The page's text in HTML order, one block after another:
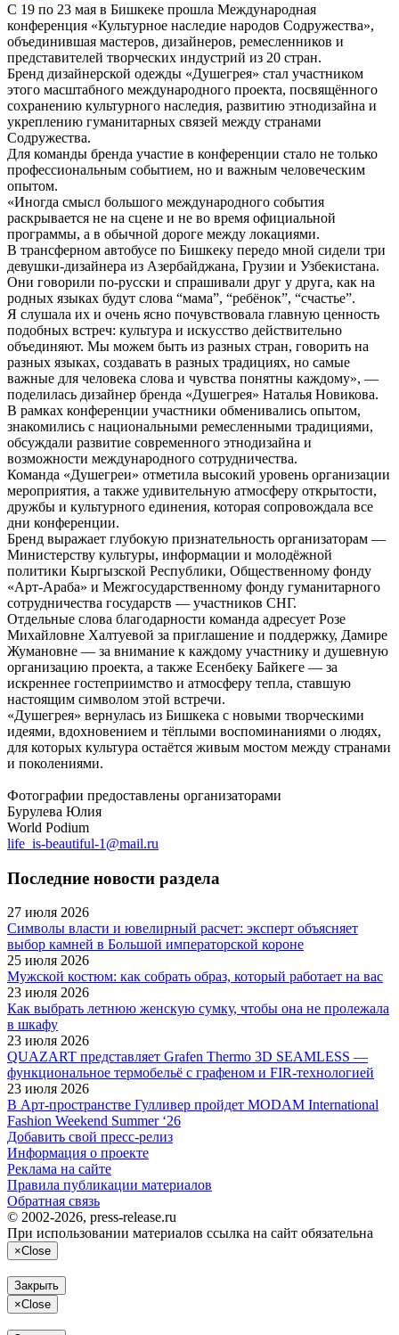
С 19 по 23 мая в Бишкеке прошла Международная
конференция «Культурное наследие народов Содружества»,
объединившая мастеров, дизайнеров, ремесленников и
представителей творческих индустрий из 20 стран.
Бренд дизайнерской одежды «Душегрея» стал участником
этого масштабного международного проекта, посвящённого
сохранению культурного наследия, развитию этнодизайна и
укреплению гуманитарных связей между странами
Содружества.
Для команды бренда участие в конференции стало не только
профессиональным событием, но и важным человеческим
опытом.
«Иногда смысл большого международного события
раскрывается не на сцене и не во время официальной
программы, а в обычной дороге между локациями.
В трансферном автобусе по Бишкеку передо мной сидели три
девушки-дизайнера из Азербайджана, Грузии и Узбекистана.
Они говорили по-русски и спрашивали друг у друга, как на
родных языках будут слова “мама”, “ребёнок”, “счастье”.
Я слушала их и очень ясно почувствовала главную ценность
подобных встреч: культура и искусство действительно
объединяют. Мы можем быть из разных стран, говорить на
разных языках, создавать в разных традициях, но самые
важные для человека слова и чувства понятны каждому», —
поделилась дизайнер бренда «Душегрея» Наталья Новикова.
В рамках конференции участники обменивались опытом,
знакомились с национальными ремесленными традициями,
обсуждали развитие современного этнодизайна и
возможности международного сотрудничества.
Команда «Душегреи» отметила высокий уровень организации
мероприятия, а также удивительную атмосферу открытости,
дружбы и культурного единения, которая сопровождала все
дни конференции.
Бренд выражает глубокую признательность организаторам —
Министерству культуры, информации и молодёжной
политики Кыргызской Республики, Общественному фонду
«Арт-Араба» и Межгосударственному фонду гуманитарного
сотрудничества государств — участников СНГ.
Отдельные слова благодарности команда адресует Розе
Михайловне Халтуевой за приглашение и поддержку, Дамире
Жумановне — за внимание к каждому участнику и душевную
организацию проекта, а также Есенбеку Байкеге — за
искреннее гостеприимство и атмосферу тепла, ставшую
настоящим символом этой встречи.
«Душегрея» вернулась из Бишкека с новыми творческими
идеями, вдохновением и тёплыми воспоминаниями о людях,
для которых культура остаётся живым мостом между странами
и поколениями.
Фотографии предоставлены организаторами
Бурулева Юлия
World Podium
life_is-beautiful-1@mail.ru
Последние новости раздела
27 июля 2026
Символы власти и ювелирный расчет: эксперт объясняет
выбор камней в Большой императорской короне
25 июля 2026
Мужской костюм: как собрать образ, который работает на вас
23 июля 2026
Как выбрать летнюю женскую сумку, чтобы она не пролежала
в шкафу
23 июля 2026
QUAZART представляет Grafen Thermo 3D SEAMLESS —
функциональное термобельё с графеном и FIR-технологией
23 июля 2026
В Арт-пространстве Гулливер пройдет MODAM International
Fashion Weekend Summer ‘26
Добавить свой пресс-релиз
Информация о проекте
Реклама на сайте
Правила публикации материалов
Обратная связь
© 2002-2026, press-release.ru
При использовании материалов ссылка на сайт обязательна
×Close
Закрыть
×Close